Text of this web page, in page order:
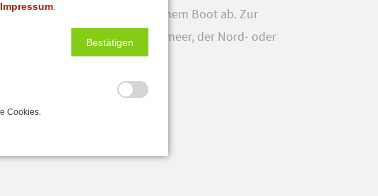
im Umgang mit einem Boot ab. Zur
B. auf der Weser, dem Ijsselmeer, der Nord- oder
Impressum
Bestätigen
Cookies.